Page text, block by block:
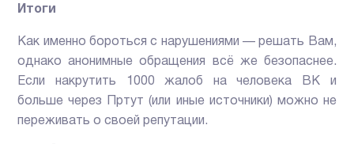
Итоги
Как именно бороться с нарушениями — решать Вам,
однако анонимные обращения всё же безопаснее.
Если накрутить 1000 жалоб на человека ВК и
больше через Пртут (или иные источники) можно не
переживать о своей репутации.